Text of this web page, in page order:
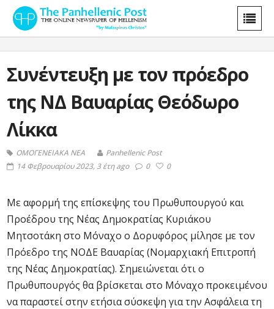
Συνέντευξη με τον πρόεδρο
της ΝΔ Βαυαρίας Θεόδωρο
Λίκκα
ΟΜΟΓΕΝΕΙΑΚΑ ΝΕΑ
Panhellenic Post
14 Φεβρουαρίου 2023, 3 έτη ago
0 0
Με αφορμή της επίσκεψης του Πρωθυπουργού και
Προέδρου της Νέας Δημοκρατίας Κυριάκου
Μητσοτάκη στο Μόναχο ο Δορυφόρος μίλησε με τον
Πρόεδρο της ΝΟΔΕ Βαυαρίας (Νομαρχιακή Επιτροπή
της Νέας Δημοκρατίας). Σημειώνεται ότι ο
Πρωθυπουργός θα βρίσκεται στο Μόναχο προκειμένου
να παραστεί στην ετήσια σύσκεψη για την Ασφάλεια τη